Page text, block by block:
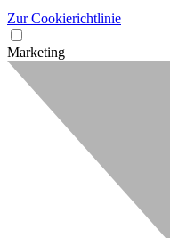
Zur Cookierichtlinie
Marketing